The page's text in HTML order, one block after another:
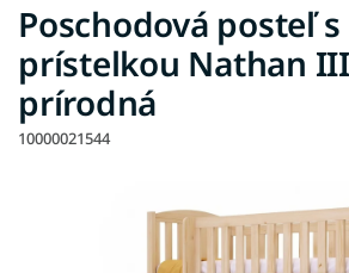
Poschodová posteľ s
prístelkou Nathan
prírodná
10000021544